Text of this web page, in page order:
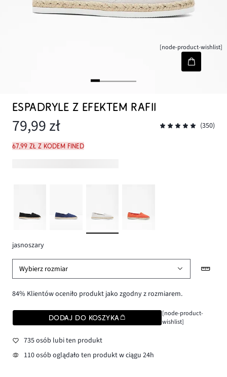
[node-product-wishlist]
ESPADRYLE Z EFEKTEM RAFII
79,99 zł (350)
67,99 zł z kodem FINED
jasnoszary
Wybierz rozmiar
84% Klientów oceniło produkt jako zgodny z rozmiarem.
DODAJ DO KOSZYKA
[node-product-
wishlist]
735 osób lubi ten produkt
110 osób oglądało ten produkt w ciągu 24h